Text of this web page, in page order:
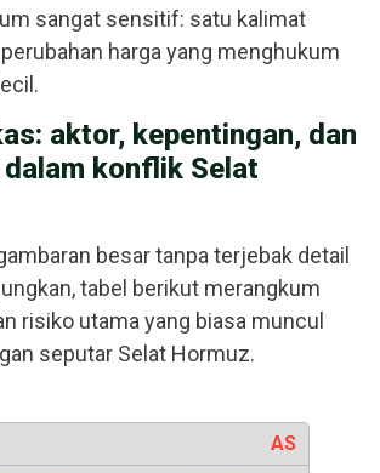
sangat sensitif: satu kalimat
harga yang menghukum
aktor, kepentingan, dan
konflik Selat
besar tanpa terjebak detail
tabel berikut merangkum
risiko utama yang biasa muncul
seputar Selat Hormuz.
AS